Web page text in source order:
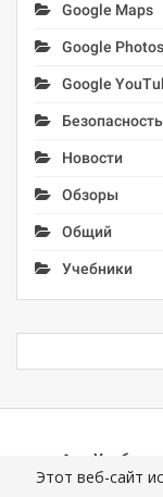
Google Maps
Google Photos
Google
Безопасность
Новости
Обзоры
Общий
Учебники
Учебники
Этот веб-сайт